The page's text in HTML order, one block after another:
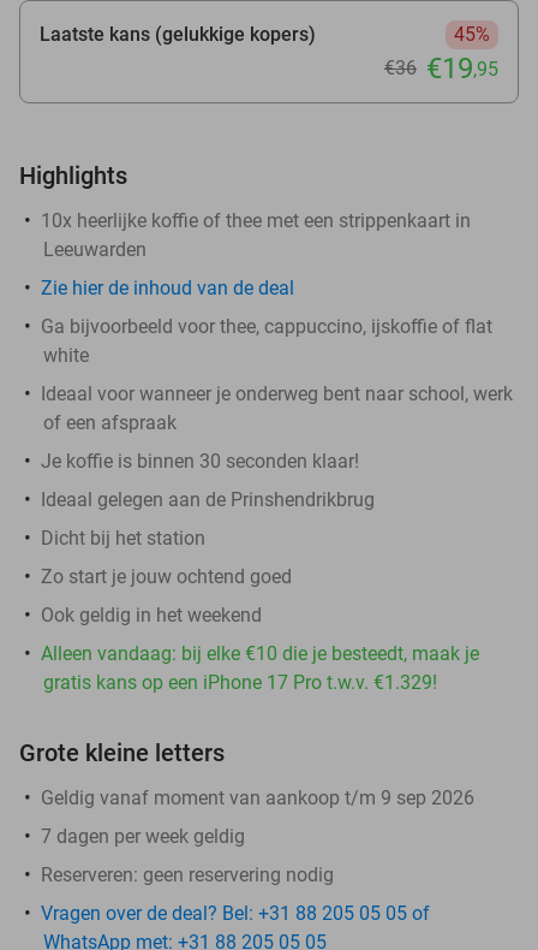
Laatste kans (gelukkige kopers)
45%
€36 €19,95
Highlights
10x heerlijke koffie of thee met een strippenkaart in
Leeuwarden
Zie hierde inhoud van de deal
Ga bijvoorbeeld voor thee, cappuccino, ijskoffie of flat
white
Ideaal voor wanneer je onderweg bent naar school, werk
of een afspraak
Je koffie is binnen 30 seconden klaar!
Ideaal gelegen aan de Prinshendrikbrug
Dicht bij het station
Zo start je jouw ochtend goed
Ook geldig in het weekend
Alleen vandaag: bij elke €10 die je besteedt, maak je
gratis kans op een iPhone 17 Pro t.w.v. €1.329!
Grote kleine letters
Geldig vanaf moment van aankoop t/m 9 sep 2026
7 dagen per week geldig
Reserveren: geen reservering nodig
Vragen over de deal? Bel: +31 88 205 05 05 of
WhatsApp met: +31 88 205 05 05